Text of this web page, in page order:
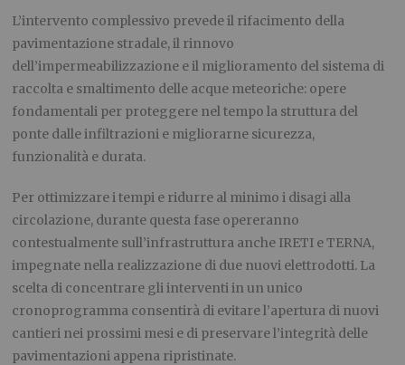
L’intervento complessivo prevede il rifacimento della
pavimentazione stradale, il rinnovo
dell’impermeabilizzazione e il miglioramento del sistema di
raccolta e smaltimento delle acque meteoriche: opere
fondamentali per proteggere nel tempo la struttura del
ponte dalle infiltrazioni e migliorarne sicurezza,
funzionalità e durata.
Per ottimizzare i tempi e ridurre al minimo i disagi alla
circolazione, durante questa fase opereranno
contestualmente sull’infrastruttura anche IRETI e TERNA,
impegnate nella realizzazione di due nuovi elettrodotti. La
scelta di concentrare gli interventi in un unico
cronoprogramma consentirà di evitare l’apertura di nuovi
cantieri nei prossimi mesi e di preservare l’integrità delle
pavimentazioni appena ripristinate.